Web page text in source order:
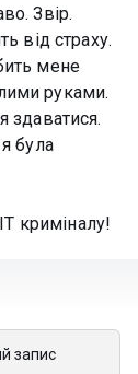
Звір.
від страху.
мене
руками.
здаватися.
була
криміналу!
запис